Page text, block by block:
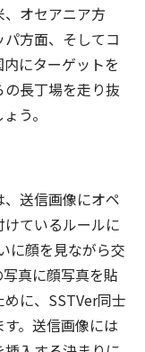
オセアニア方
方面、そしてコ
にターゲットを
長丁場を走り抜
う。
送信画像にオペ
ているルールに
に顔を見ながら交
真に顔写真を貼
に、SSTVer同士
。送信画像には